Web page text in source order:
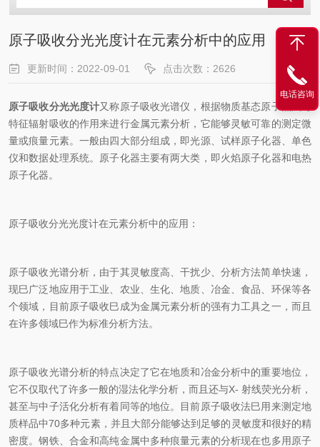
原子吸收分光光度计在元素分析中的应用
更新时间：2022-09-01 点击次数：2626
原子吸收分光光度计又称原子吸收光谱仪，根据物质基态原子蒸汽对
特征辐射吸收的作用来进行金属元素分析，它能够灵敏可靠的测定微
量或痕量元素。一般由四大部分组成，即光源、试样原子化器、单色
仪和数据处理系统。原子化器主要有两大类，即火焰原子化器和电热
原子化器。
原子吸收分光光度计在元素分析中的应用：
原子吸收光谱分析，由于其灵敏度高、干扰少、分析方法简单快速，
现巳广泛地应用于工业、农业、生化、地质、冶金、食品、环保等各
个领域，目前原子吸收巳成为金属元素分析的强有力工具之一，而且
在许多领域巳作为标准分析方法。
原子吸收光谱分析的特点决定了它在地质和冶金分析中的重要地位，
它不仅取代了许多一般的湿法化学分析，而且还与X- 射线荧光分析，
甚至与中子活化分析有着同等的地位。目前原子吸收法巳用来测定地
质样品中70多种元素，并且大部分能够达到足够的灵敏度和很好的精
密度。钢铁、合金和高纯金属中多种痕量元素的分析现在也多用原子
电话咨询